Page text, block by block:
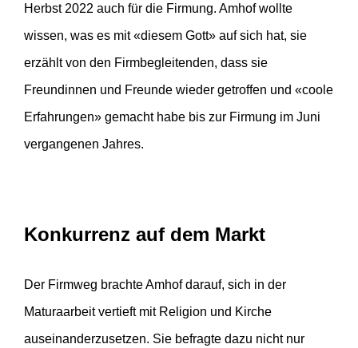
Herbst 2022 auch für die Firmung. Amhof wollte
wissen, was es mit «diesem Gott» auf sich hat, sie
erzählt von den Firmbegleitenden, dass sie
Freundinnen und Freunde wieder getroffen und «coole
Erfahrungen» gemacht habe bis zur Firmung im Juni
vergangenen Jahres.
Konkurrenz auf dem Markt
Der Firmweg brachte Amhof darauf, sich in der
Maturaarbeit vertieft mit Religion und Kirche
auseinanderzusetzen. Sie befragte dazu nicht nur